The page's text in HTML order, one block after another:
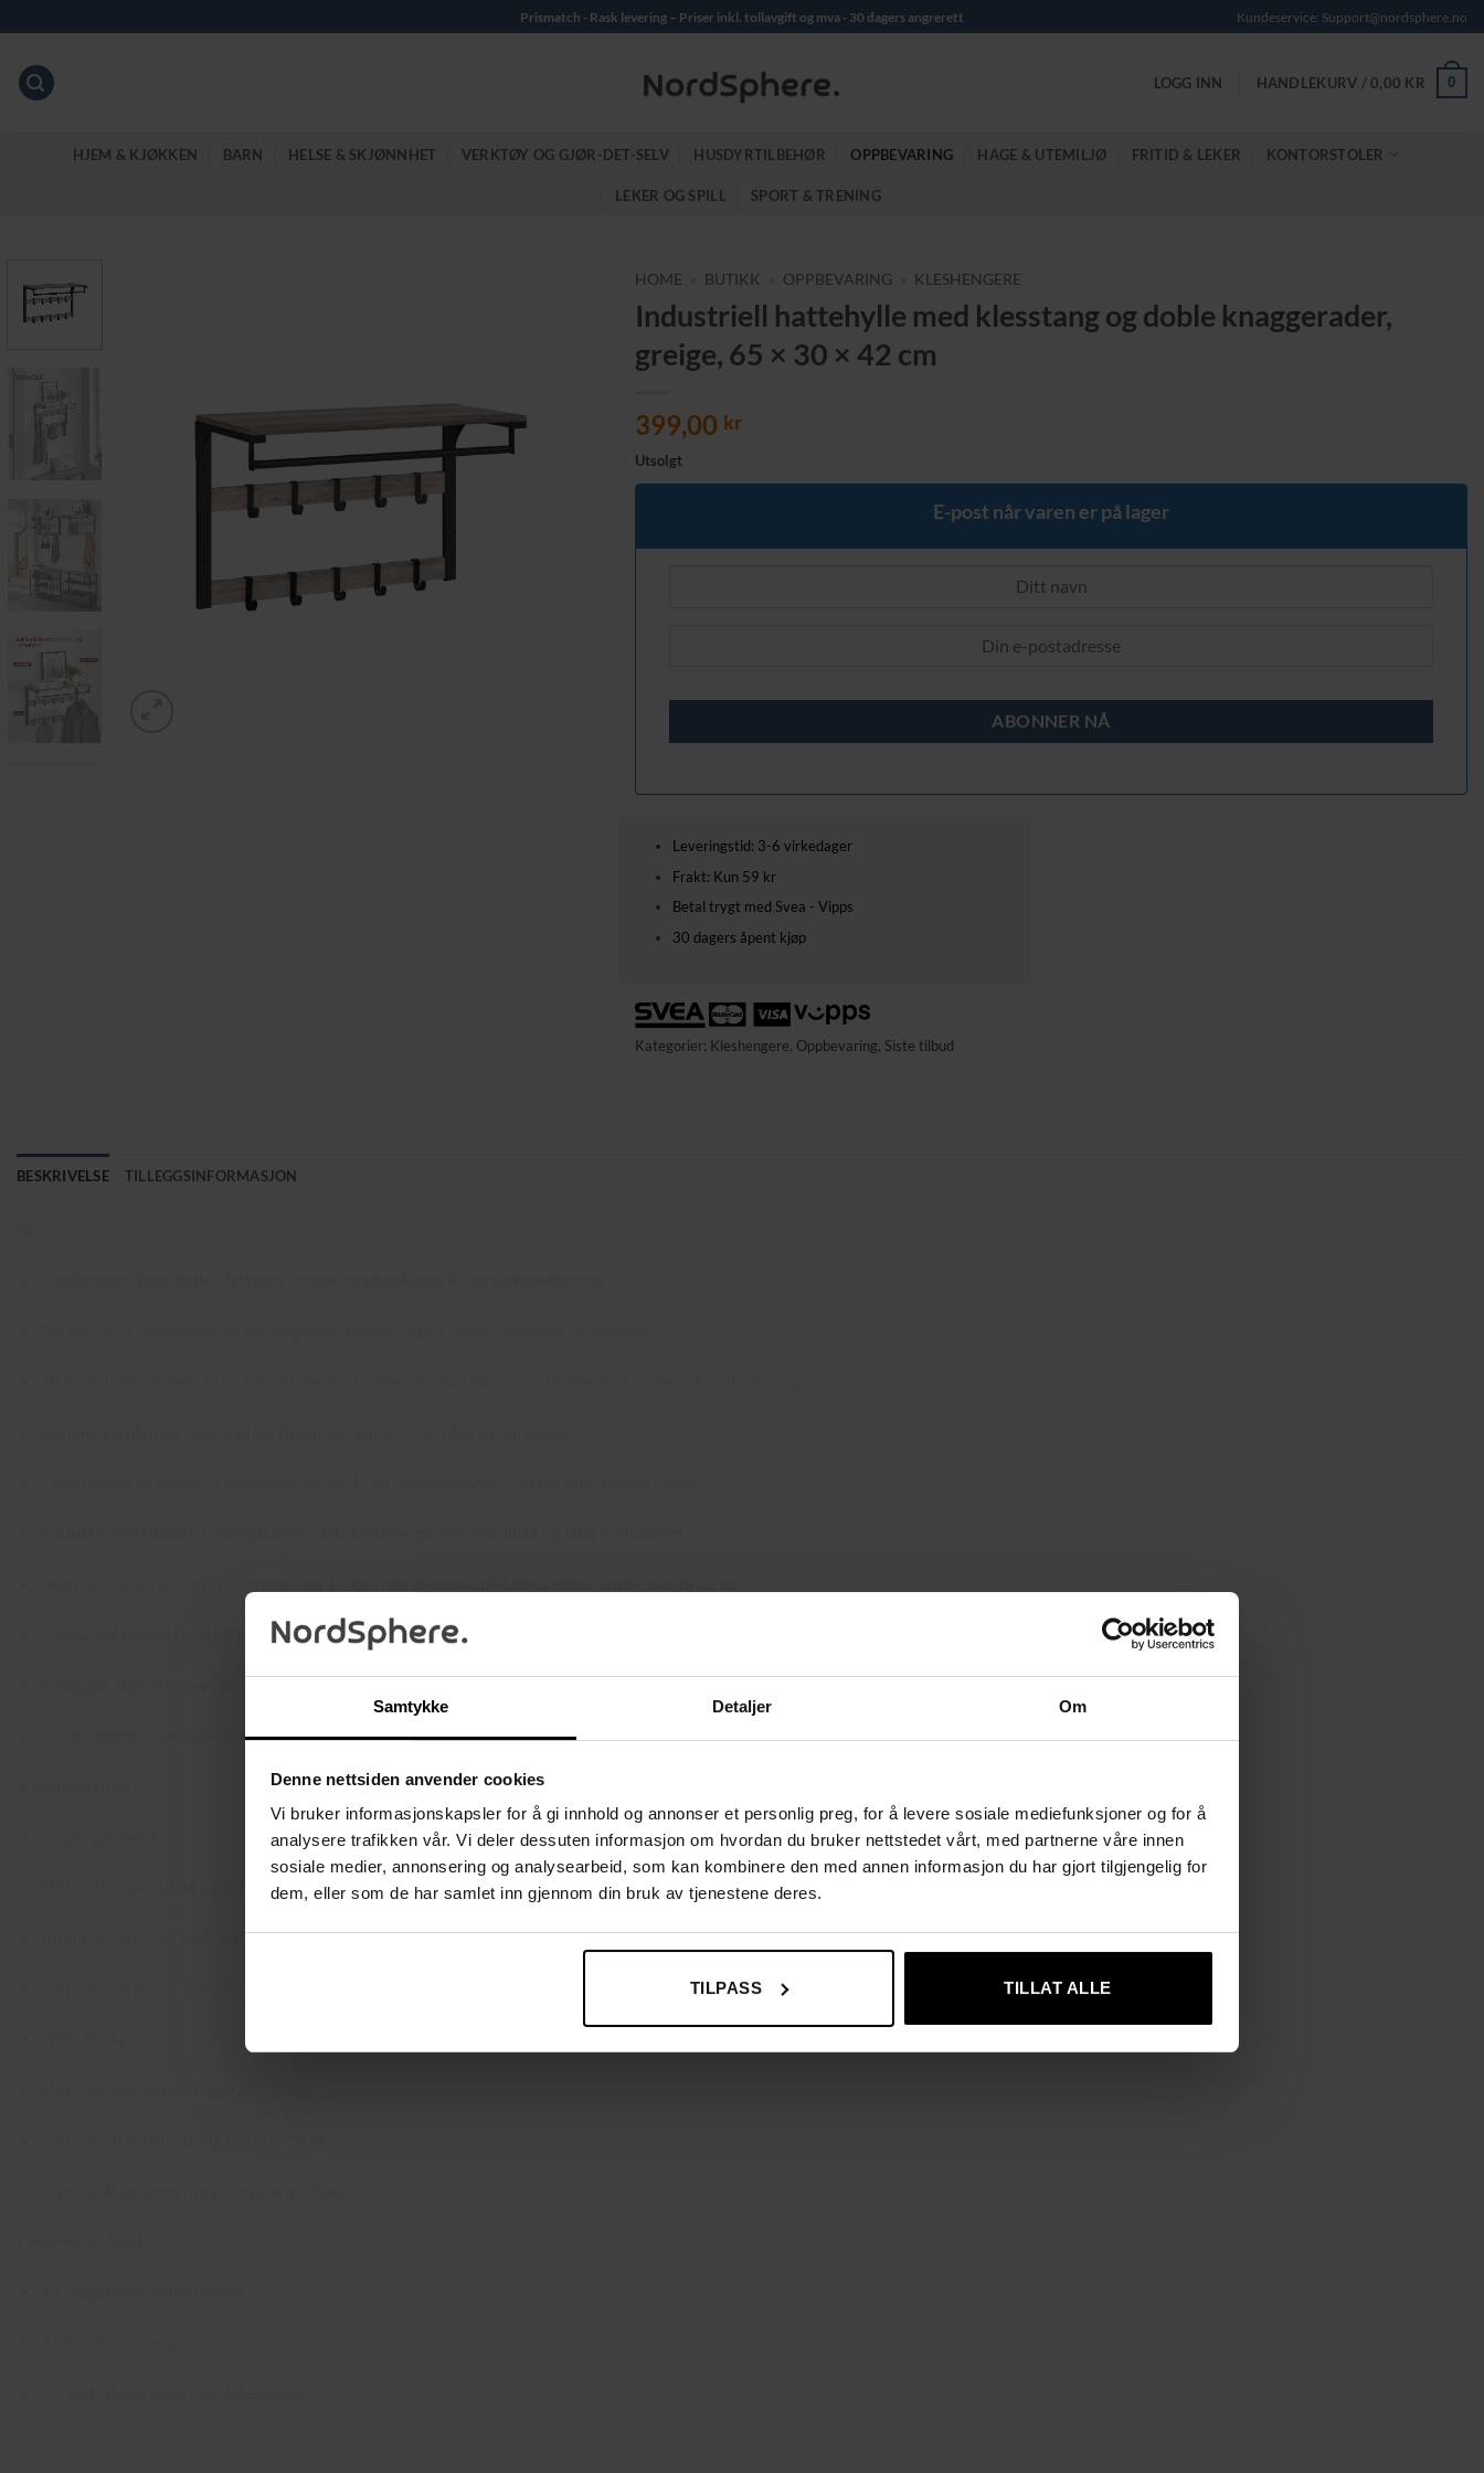
Samtykke Detaljer Om
Denne nettsiden anvender cookies
Vi bruker informasjonskapsler for å gi innhold og annonser et personlig preg, for å levere sosiale mediefunksjoner og for å
analysere trafikken vår. Vi deler dessuten informasjon om hvordan du bruker nettstedet vårt, med partnerne våre innen
sosiale medier, annonsering og analysearbeid, som kan kombinere den med annen informasjon du har gjort tilgjengelig for
dem, eller som de har samlet inn gjennom din bruk av tjenestene deres.
TILPASS TILLAT ALLE
to
content
Prismatch - Rask levering – Priser inkl. tollavgift og mva - 30 dagers angrerett Kundeservice: Support@nordsphere.no
LOGG INN HANDLEKURV /0,00 KR 0
HJEM & KJØKKEN BARN HELSE & SKJØNNHET VERKTØY OG GJØR-DET-SELV HUSDYRTILBEHØR OPPBEVARING HAGE & UTEMILJØ FRITID & LEKER KONTORSTOLER
LEKER OG SPILL SPORT & TRENING
HOME BUTIKK OPPBEVARING KLESHENGERE
Industriell hattehylle med klesstang og doble knaggerader,
greige, 65 × 30 × 42 cm
399,00 kr
Utsolgt
E-post når varen er på lager
Leveringstid: 3-6 virkedager
Frakt: Kun 59 kr
Betal trygt med Svea - Vipps
30 dagers åpent kjøp
Kategorier: Kleshengere, Oppbevaring, Siste tilbud
BESKRIVELSE TILLEGGSINFORMASJON
Industriell design i grått og svart som passer perfekt i moderne ganger og entreer
Kompakt størrelse som passer godt selv i mindre rom, samtidig som den gir rikelig med oppbevaring
Enkel veggmontering med tydelige instruksjoner og merkede deler
Total størrelse: 30 × 65 × 42 cm (D × B × H)